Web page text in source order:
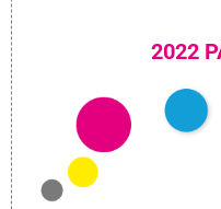
2022